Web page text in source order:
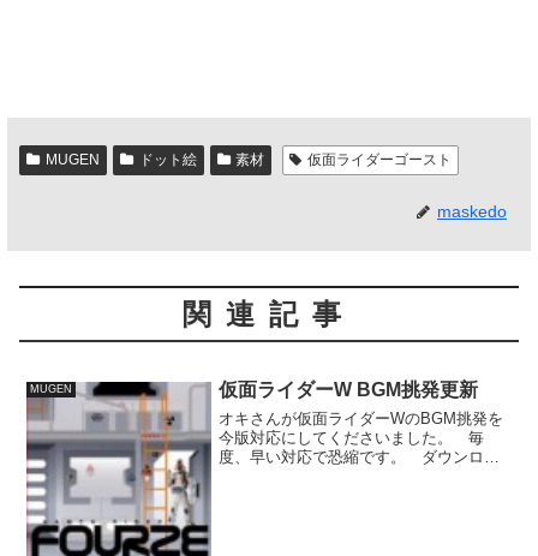
MUGEN ドット絵 素材 仮面ライダーゴースト
maskedo
関連記事
MUGEN 仮面ライダーW BGM挑発更新
オキさんが仮面ライダーWのBGM挑発を
今版対応にしてくださいました。 毎
度、早い対応で恐縮です。 ダウンロー